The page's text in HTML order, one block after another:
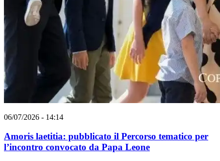
06/07/2026 - 14:14
Amoris laetitia: pubblicato il Percorso tematico per
l’incontro convocato da Papa Leone